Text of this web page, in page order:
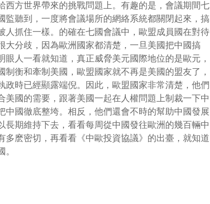
西方世界帶來的挑戰問題上。有趣的是，會議期間七
監聽到，一度將會議場所的網絡系統都關閉起來，搞
人抓住一樣。的確在七國會議中，歐盟成員國在對待
大分歧，因為歐洲國家都清楚，一旦美國把中國搞
人一看就知道，真正威脅美元國際地位的是歐元，
衡和牽制美國，歐盟國家就不再是美國的盟友了，
政時已經顯露端倪。因此，歐盟國家非常清楚，他們
美國的需要，跟著美國一起在人權問題上制裁一下中
中國徹底整垮。相反，他們還會不時的幫助中國發展
長期維持下去，看看每周從中國發往歐洲的幾百輛中
多麽密切，再看看《中歐投資協議》的出臺，就知道